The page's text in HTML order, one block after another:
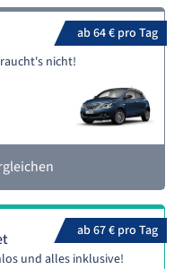
ab 64 € pro Tag
nicht!
ab 67 € pro Tag
und alles inklusive!